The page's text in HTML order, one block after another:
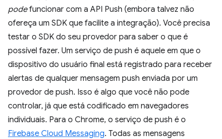
podefuncionar com a API Push (embora talvez não
ofereça um SDK que facilite a integração). Você precisa
testar o SDK do seu provedor para saber o que é
possível fazer. Um serviço de push é aquele em que o
dispositivo do usuário final está registrado para receber
alertas de qualquer mensagem push enviada por um
provedor de push. Isso é algo que você não pode
controlar, já que está codificado em navegadores
individuais. Para o Chrome, o serviço de push é o
Firebase Cloud Messaging. Todas as mensagens